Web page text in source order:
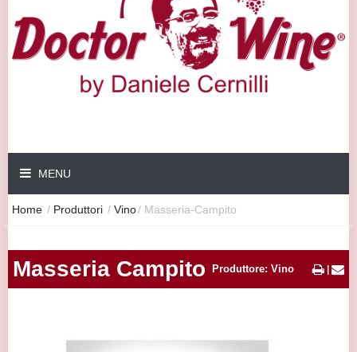
MENU
Home / Produttori / Vino/ Masseria-Campito
Masseria Campito Produttore: Vino |